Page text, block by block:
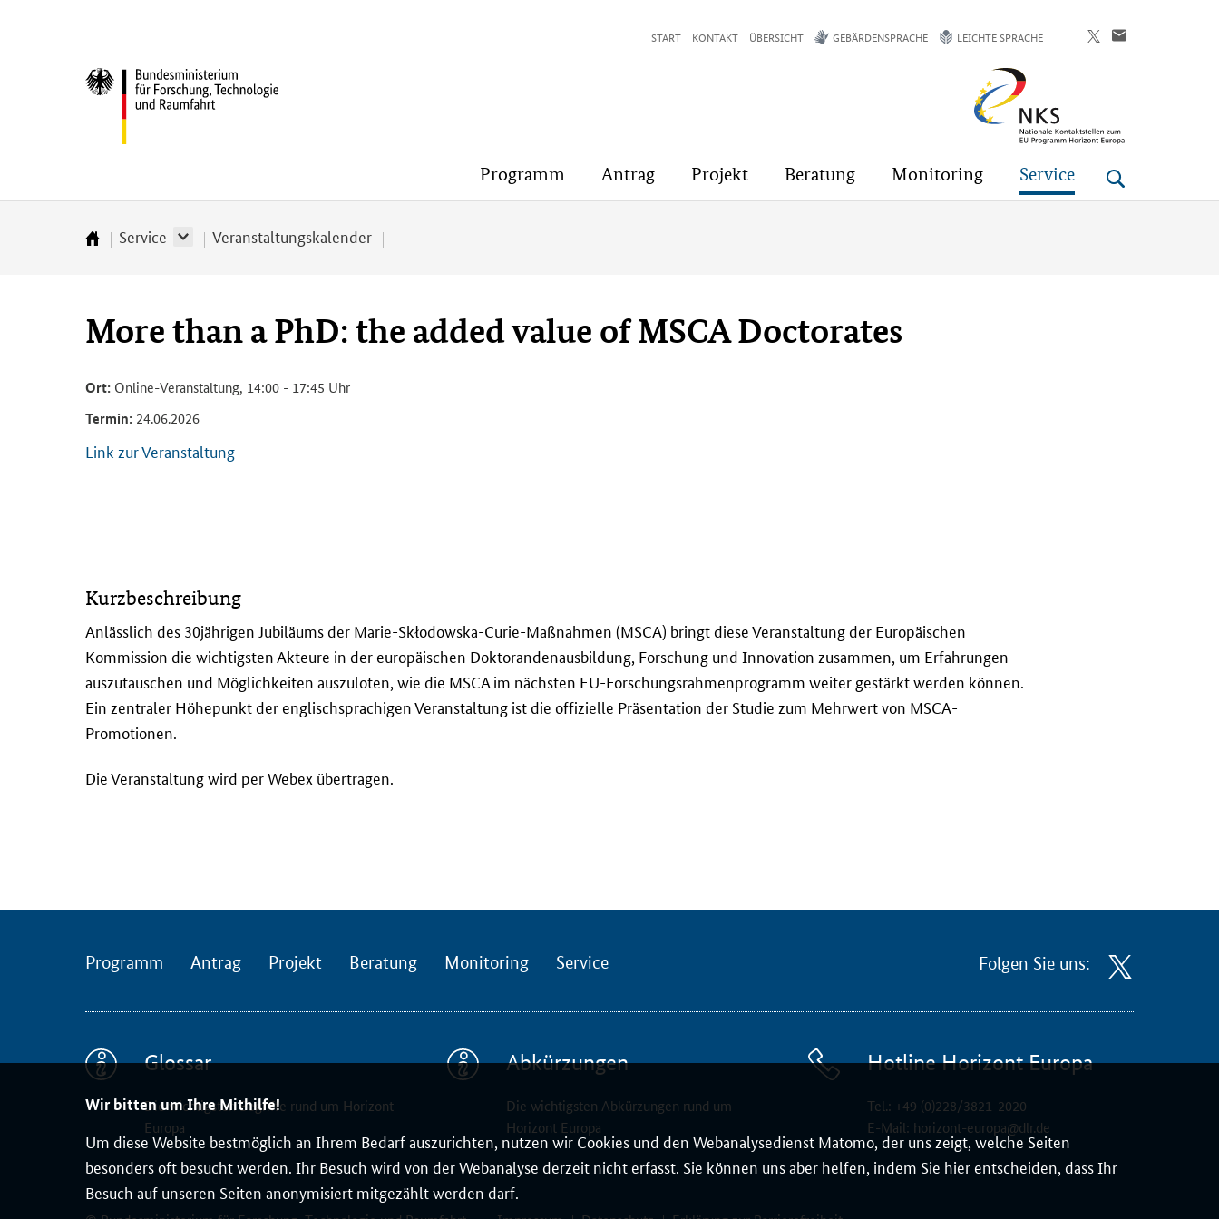
Wir bitten um Ihre Mithilfe!
Um diese Website bestmöglich an Ihrem Bedarf auszurichten, nutzen wir Cookies und den Webanalysedienst Matomo, der uns zeigt, welche Seiten
besonders oft besucht werden. Ihr Besuch wird von der Webanalyse derzeit nicht erfasst. Sie können uns aber helfen, indem Sie hier entscheiden, dass Ihr
Besuch auf unseren Seiten anonymisiert mitgezählt werden darf.
(Eingabetaste)
(Eingabetaste)
(Eingabetaste)
START KONTAKT ÜBERSICHT GEBÄRDENSPRACHE LEICHTE SPRACHE
Bundesministerium
und
Raumfahrt
Horizont
Europa
Programm Antrag Projekt Beratung Monitoring Service
Startseite
Service Veranstaltungskalender
More than a PhD: the added value of MSCA Doctorates
Ort: Online-Veranstaltung, 14:00 - 17:45 Uhr
Termin: 24.06.2026
Link zur Veranstaltung
i
e
V
e
r
a
s
n
b
i
g
t
d
e
w
i
Kurzbeschreibung
Anlässlich des 30jährigen Jubiläums der Marie-Skłodowska-Curie-Maßnahmen (MSCA) bringt diese Veranstaltung der Europäischen
Kommission die wichtigsten Akteure in der europäischen Doktorandenausbildung, Forschung und Innovation zusammen, um Erfahrungen
auszutauschen und Möglichkeiten auszuloten, wie die MSCA im nächsten EU-Forschungsrahmenprogramm weiter gestärkt werden können.
Ein zentraler Höhepunkt der englischsprachigen Veranstaltung ist die offizielle Präsentation der Studie zum Mehrwert von MSCA-
Promotionen.
Die Veranstaltung wird per Webex übertragen.
Programm Antrag Projekt Beratung Monitoring Service Folgen Sie uns:
Glossar
Die wichtigsten Begriffe rund um Horizont
Europa
Abkürzungen
Die wichtigsten Abkürzungen rund um
Horizont Europa
Hotline Horizont Europa
Tel.: +49 (0)228/3821-2020
E-Mail: horizont-europa@dlr.de